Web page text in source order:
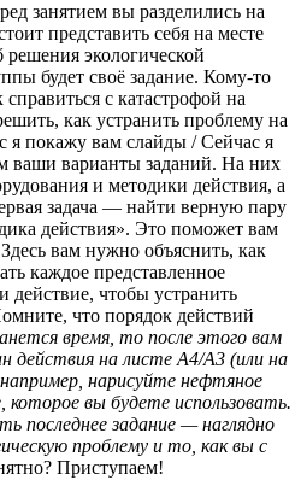
занятием вы разделились на
представить себя на месте
решения экологической
будет своё задание. Кому-то
с катастрофой на
как устранить проблему на
я покажу вам слайды / Сейчас я
ваши варианты заданий. На них
и методики действия, а
задача — найти верную пару
действия». Это поможет вам
вам нужно объяснить, как
каждое представленное
действие, чтобы устранить
что порядок действий
время, то после этого вам
действия на листе А4/А3 (или на
нарисуйте нефтяное
которое вы будете использовать.
последнее задание — наглядно
проблему и то, как вы с
Приступаем!